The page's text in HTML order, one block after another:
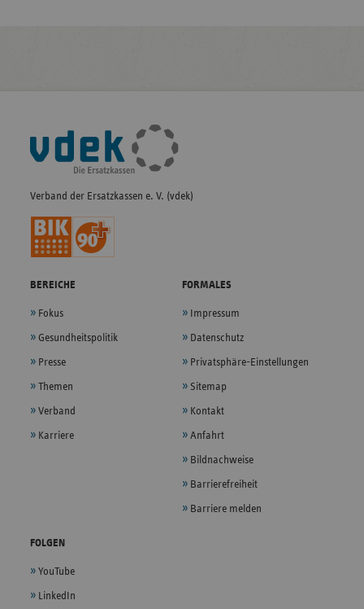
Fußleisten-
Navigation
Verband der Ersatzkassen e. V. (vdek)
BEREICHE
Fokus
Gesundheitspolitik
Presse
Themen
Verband
Karriere
FORMALES
Impressum
Datenschutz
Privatsphäre-Einstellungen
Sitemap
Kontakt
Anfahrt
Bildnachweise
Barrierefreiheit
Barriere melden
FOLGEN
YouTube
LinkedIn